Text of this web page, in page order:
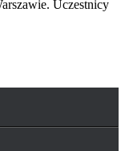
Uczestnicy